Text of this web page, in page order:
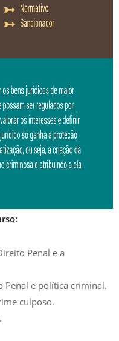
Penal e a
Penal e política criminal.
culposo.